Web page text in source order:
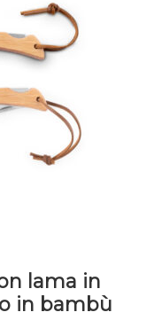
lama in
in bambù